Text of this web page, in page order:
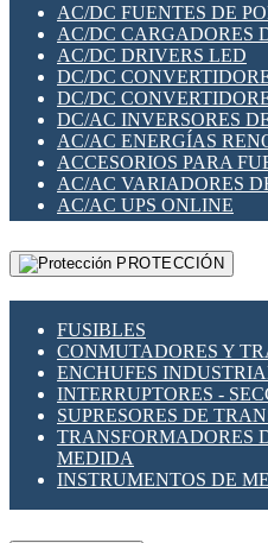
SWITCH Y
TARJETAS PI
UNIÓN Y DERIVACIÓN
PLACAS MODULARES
SWITCHES Y REDES
SOLUCIONES IOT
SOLUCIONES
SOLUCIONES RED
SEGURIDAD PARA
SWITCHES LAN
TELEFONÍA IP (VOIP)
VIGILANCIA IP (CCTV)
MESHTASTIC
AC/DC FUENTES DE
AC/DC CARGADORES
AC/DC DRIVERS LED
DC/DC
DC/DC
DC/AC INVERSORES
AC/AC ENERGÍAS
ACCESORIOS PARA
AC/AC VARIADORES
AC/AC UPS ONLINE
PROTECCIÓN
FUSIBLES
CONMUTADORES Y
ENCHUFES
INTERRUPTORES -
SUPRESORES DE
TRANSFORMADORES
MEDIDA
INSTRUMENTOS DE